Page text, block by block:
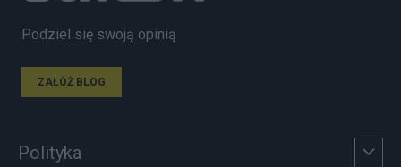
Podziel się swoją opinią
ZAŁÓŻ BLOG
Polityka